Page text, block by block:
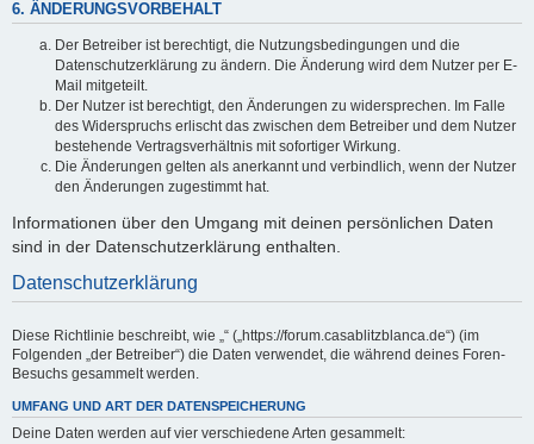
6. ÄNDERUNGSVORBEHALT
Der Betreiber ist berechtigt, die Nutzungsbedingungen und die
Datenschutzerklärung zu ändern. Die Änderung wird dem Nutzer per E-
Mail mitgeteilt.
Der Nutzer ist berechtigt, den Änderungen zu widersprechen. Im Falle
des Widerspruchs erlischt das zwischen dem Betreiber und dem Nutzer
bestehende Vertragsverhältnis mit sofortiger Wirkung.
Die Änderungen gelten als anerkannt und verbindlich, wenn der Nutzer
den Änderungen zugestimmt hat.
Informationen über den Umgang mit deinen persönlichen Daten
sind in der Datenschutzerklärung enthalten.
Datenschutzerklärung
Diese Richtlinie beschreibt, wie „“ („https://forum.casablitzblanca.de“) (im
Folgenden „der Betreiber“) die Daten verwendet, die während deines Foren-
Besuchs gesammelt werden.
UMFANG UND ART DER DATENSPEICHERUNG
Deine Daten werden auf vier verschiedene Arten gesammelt: